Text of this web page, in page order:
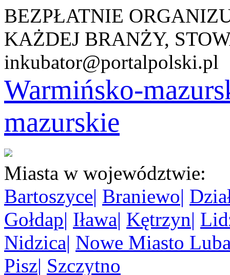
BEZPŁATNIE
KAŻDEJ BRANŻY,
inkubator@portalpolski.pl
Warmińsko-
mazurskie
Miasta w województwie:
Bartoszyce| Braniewo|
Gołdap| Iława| Kętrzyn|
Nidzica| Nowe Miasto
Pisz| Szczytno